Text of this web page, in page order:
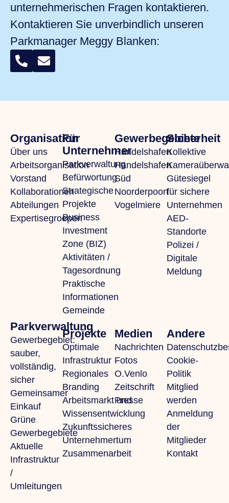
unternehmerischen Fragen kontaktieren.
Kontaktieren Sie unverbindlich unseren
Parkmanager Meggy Blanken:
Organisation
Über uns
Arbeitsorganisation
Vorstand
Kollaborationen
Abteilungen
Expertisegroepen
Für
Unternehmer
Parkverwaltung
Befürwortung
Strategische
Projekte
Business
Investment
Zone (BIZ)
Aktivitäten /
Tagesordnung
Praktische
Informationen
Gemeinde
Gewerbegebiete
Handelshafen
Handelshafen
Süd
Noorderpoort
Vogelmiere
Sicherheit
Kollektive
Gütesiegel
für sichere
Unternehmen
AED-
Standorte
Polizei /
Digitale
Meldung
Parkverwaltung
Gewerbegebiet:
sauber,
vollständig,
sicher
Gemeinsamer
Einkauf
Grüne
Gewerbegebiete
Aktuelle
Infrastruktur
/
Umleitungen
Projekte
Optimale
Infrastruktur
Regionales
Branding
Arbeitsmarkt und
Wissensentwicklung
Zukunftssicheres
Unternehmertum
Zusammenarbeit
Medien
Nachrichten
Fotos
O.Venlo
Zeitschrift
Presse
Andere
Cookie-
Politik
Mitglied
werden
Anmeldung
der
Mitglieder
Kontakt